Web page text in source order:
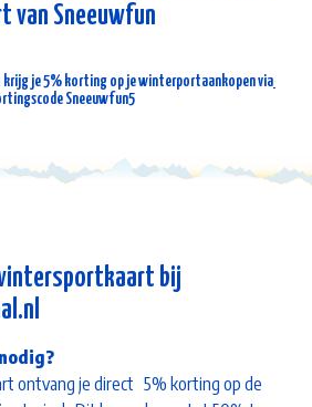
Sneeuwfun
je 5% korting op je winterportaankopen via
Sneeuwfun5
bij
ontvang je direct 5% korting op de